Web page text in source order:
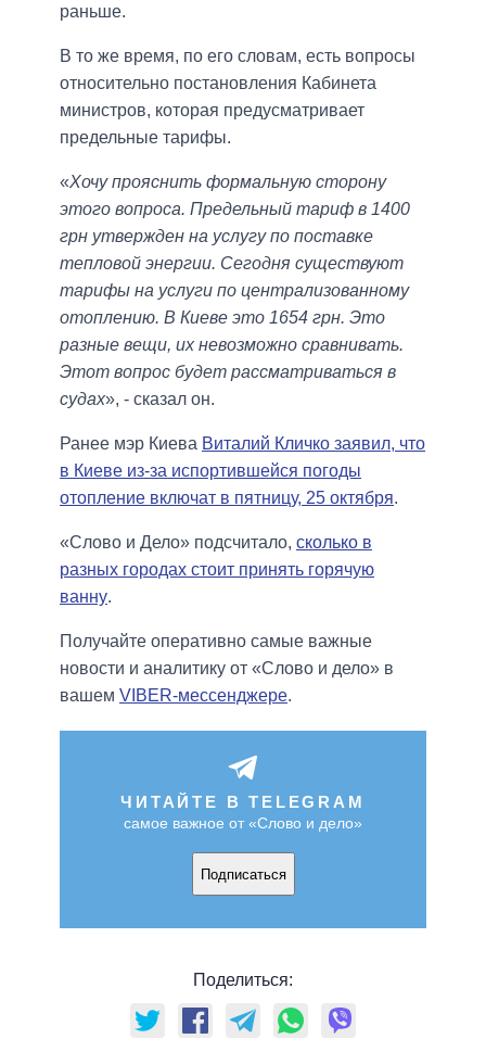
раньше.
В то же время, по его словам, есть вопросы
относительно постановления Кабинета
министров, которая предусматривает
предельные тарифы.
«Хочу прояснить формальную сторону
этого вопроса. Предельный тариф в 1400
грн утвержден на услугу по поставке
тепловой энергии. Сегодня существуют
тарифы на услуги по централизованному
отоплению. В Киеве это 1654 грн. Это
разные вещи, их невозможно сравнивать.
Этот вопрос будет рассматриваться в
судах», - сказал он.
Ранее мэр Киева Виталий Кличко заявил, что
в Киеве из-за испортившейся погоды
отопление включат в пятницу, 25 октября.
«Слово и Дело» подсчитало, сколько в
разных городах стоит принять горячую
ванну.
Получайте оперативно самые важные
новости и аналитику от «Слово и дело» в
вашем VIBER-мессенджере.
ЧИТАЙТЕ В TELEGRAM
самое важное от «Слово и дело»
Подписаться
Поделиться: